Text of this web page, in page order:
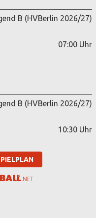
B (HVBerlin 2026/27)
07:00 Uhr
B (HVBerlin 2026/27)
10:30 Uhr